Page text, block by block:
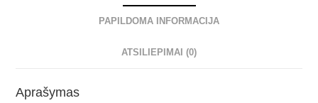
PAPILDOMA INFORMACIJA
ATSILIEPIMAI (0)
Aprašymas